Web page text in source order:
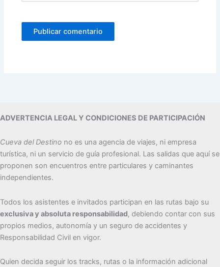
ADVERTENCIA LEGAL Y CONDICIONES DE PARTICIPACIÓN
Cueva del Destino no es una agencia de viajes, ni empresa
turística, ni un servicio de guía profesional. Las salidas que aquí se
proponen son encuentros entre particulares y caminantes
independientes.
Todos los asistentes e invitados participan en las rutas bajo su
exclusiva y absoluta responsabilidad, debiendo contar con sus
propios medios, autonomía y un seguro de accidentes y
Responsabilidad Civil en vigor.
Quien decida seguir los tracks, rutas o la información adicional